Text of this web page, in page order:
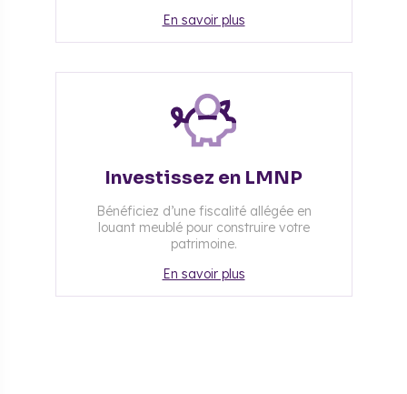
En savoir plus
Investissez en LMNP
Bénéficiez d’une fiscalité allégée en
louant meublé pour construire votre
patrimoine.
En savoir plus